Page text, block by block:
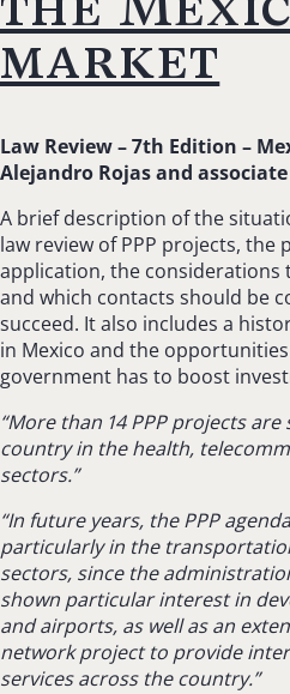
market
Law Review – 7th Edition –
Alejandro Rojas and
A brief description of the
law review of PPP projects, the
application, the considerations
and which contacts should be
succeed. It also includes a
in Mexico and the
government has to boost
“More than 14 PPP projects
country in the health,
sectors.”
“In future years, the PPP
particularly in the
sectors, since the
shown particular interest in
and airports, as well as an
network project to provide
services across the country.”